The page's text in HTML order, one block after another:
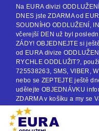
Na EURA divizi
DNES jste ZDARMA od
SOUDNÍHO ODDLUŽENÍ,
včerejší DEN už byl
ZÁDY! OBJEDNEJTE si
od EURA divize
RYCHLE ODDLUŽIT?,
725538263, SMS, VIBER,
nebo se ZEPTEJTE ještě
udělejte OBJEDNÁVKU
ZDARMA v košíku a my se